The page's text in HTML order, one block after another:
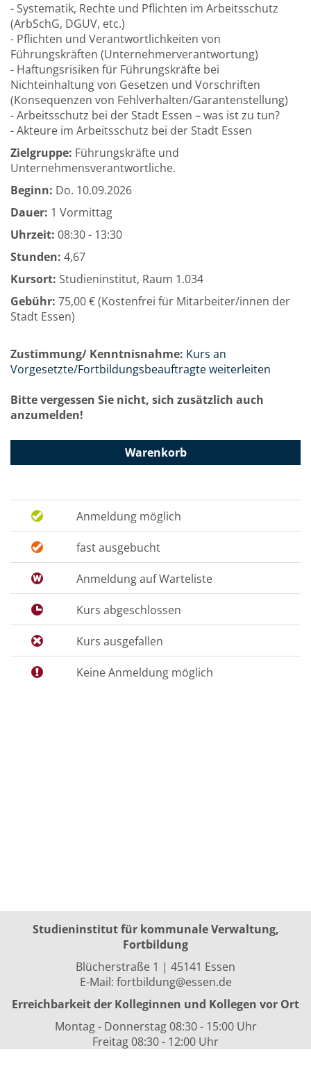
- Systematik, Rechte und Pflichten im Arbeitsschutz
(ArbSchG, DGUV, etc.)
- Pflichten und Verantwortlichkeiten von
Führungskräften (Unternehmerverantwortung)
- Haftungsrisiken für Führungskräfte bei
Nichteinhaltung von Gesetzen und Vorschriften
(Konsequenzen von Fehlverhalten/Garantenstellung)
- Arbeitsschutz bei der Stadt Essen – was ist zu tun?
- Akteure im Arbeitsschutz bei der Stadt Essen
Zielgruppe: Führungskräfte und
Unternehmensverantwortliche.
Beginn: Do. 10.09.2026
Dauer: 1 Vormittag
Uhrzeit: 08:30 - 13:30
Stunden: 4,67
Kursort: Studieninstitut, Raum 1.034
Gebühr: 75,00 € (Kostenfrei für Mitarbeiter/innen der
Stadt Essen)
Zustimmung/ Kenntnisnahme: Kurs an
Vorgesetzte/Fortbildungsbeauftragte weiterleiten
Bitte vergessen Sie nicht, sich zusätzlich auch
anzumelden!
Warenkorb
Anmeldung möglich
fast ausgebucht
Anmeldung auf Warteliste
Kurs abgeschlossen
Kurs ausgefallen
Keine Anmeldung möglich
Studieninstitut für kommunale Verwaltung,
Fortbildung
Blücherstraße 1 | 45141 Essen
E-Mail: fortbildung@essen.de
Erreichbarkeit der Kolleginnen und Kollegen vor Ort
Montag - Donnerstag 08:30 - 15:00 Uhr
Freitag 08:30 - 12:00 Uhr